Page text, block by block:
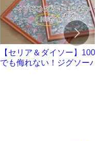
【セリア＆ダイソー】100円
でも侮れない！ジグソーパ